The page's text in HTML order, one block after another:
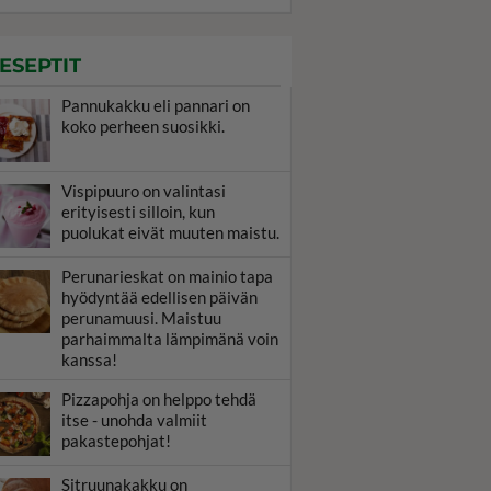
Pannukakku eli pannari on
koko perheen suosikki.
Vispipuuro on valintasi
erityisesti silloin, kun
puolukat eivät muuten maistu.
Perunarieskat on mainio tapa
hyödyntää edellisen päivän
perunamuusi. Maistuu
parhaimmalta lämpimänä voin
kanssa!
Pizzapohja on helppo tehdä
itse - unohda valmiit
pakastepohjat!
Sitruunakakku on